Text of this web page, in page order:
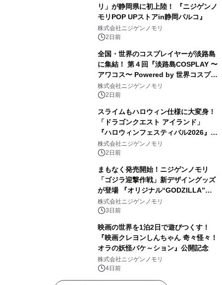
リ」が静岡県に初上陸！ 『ニジゲンノ
モリPOP UPストアin静岡パルコ』
株式会社ニジゲンノモリ
2日前
全国・世界のコスプレイヤーが淡路島
に集結！ 第４回『淡路島COSPLAY 〜
アワコス〜 Powered by 世界コスプレ
サミット』 2026年10月12日（月・
祝）開催決定！
株式会社ニジゲンノモリ
2日前
スライムもハロウィン仕様に大変身！
「ドラゴンクエスト アイランド」
『ハロウィンフェスティバル2026』開
催決定！ ～いたずらモンスターたちが
やってきた！？～
株式会社ニジゲンノモリ
2日前
まもなく発売開始！ニジゲンノモリ
「ゴジラ迎撃作戦」新デザイングッズ
が登場 『オリジナル“GODZILLA”フ
ィギュア付きプレミアムチケット』 8
月8日（土）より新登場！
株式会社ニジゲンノモリ
3日前
映画の世界を1泊2日で遊びつくす！
『映画クレヨンしんちゃん 奇々怪々！
オラの妖怪バケ～ション』公開記念
株式会社ニジゲンノモリ
4日前